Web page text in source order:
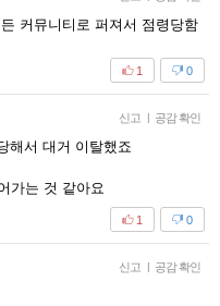
커뮤니티로 퍼져서 점령당함
0
1
신고 공감 확인
해서 대거 이탈했죠
가는 것 같아요
0
1
신고 공감 확인